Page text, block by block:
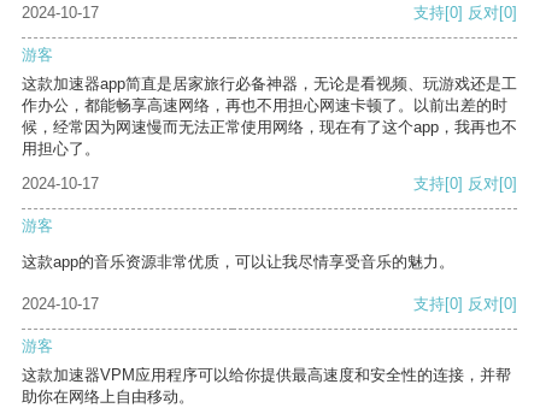
2024-10-17 支持[0] 反对[0]
游客
这款加速器app简直是居家旅行必备神器，无论是看视频、玩游戏还是工
作办公，都能畅享高速网络，再也不用担心网速卡顿了。以前出差的时
候，经常因为网速慢而无法正常使用网络，现在有了这个app，我再也不
用担心了。
2024-10-17
支持[0] 反对[0]
游客
这款app的音乐资源非常优质，可以让我尽情享受音乐的魅力。
2024-10-17 支持[0] 反对[0]
游客
这款加速器VPM应用程序可以给你提供最高速度和安全性的连接，并帮
助你在网络上自由移动。